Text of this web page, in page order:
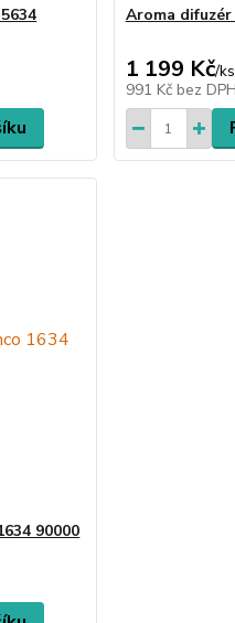
Aroma difuzér
1 199 Kč/ks
991 Kč bez DPH
90000